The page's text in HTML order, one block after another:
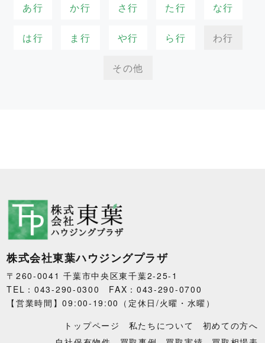
あ行 か行 さ行 た行 な行
は行 ま行 や行 ら行 わ行
その他
株式会社東葉ハウジングプラザ
〒260-0041 千葉市中央区東千葉2-25-1
TEL：043-290-0300 FAX：043-290-0700
【営業時間】09:00-19:00（定休日/火曜・水曜）
トップページ
私たちについて
初めての方へ